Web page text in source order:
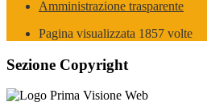
Amministrazione trasparente
Pagina visualizzata 1857 volte
Sezione Copyright